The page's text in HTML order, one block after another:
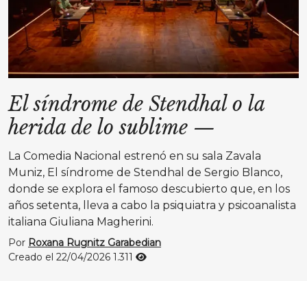
El síndrome de Stendhal o la
herida de lo sublime —
La Comedia Nacional estrenó en su sala Zavala
Muniz, El síndrome de Stendhal de Sergio Blanco,
donde se explora el famoso descubierto que, en los
años setenta, lleva a cabo la psiquiatra y psicoanalista
italiana Giuliana Magherini.
Por Roxana Rugnitz Garabedian
Creado el 22/04/2026 1.311